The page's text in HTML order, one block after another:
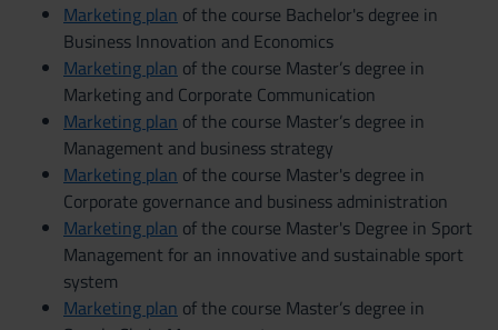
Marketing plan of the course Bachelor's degree in
Business Innovation and Economics
Marketing plan of the course Master’s degree in
Marketing and Corporate Communication
Marketing plan of the course Master’s degree in
Management and business strategy
Marketing plan of the course Master's degree in
Corporate governance and business administration
Marketing plan of the course Master's Degree in Sport
Management for an innovative and sustainable sport
system
Marketing plan of the course Master’s degree in